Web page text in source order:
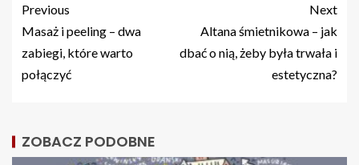
Previous
Masaż i peeling – dwa
zabiegi, które warto
połączyć
Next
Altana śmietnikowa – jak
dbać o nią, żeby była trwała i
estetyczna?
ZOBACZ PODOBNE